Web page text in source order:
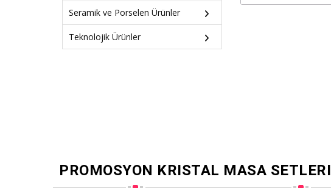
Seramik ve Porselen Ürünler
Teknolojik Ürünler
PROMOSYON KRISTAL MASA SETLERI